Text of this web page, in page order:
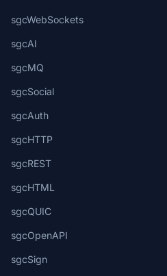
sgcWebSockets
sgcAI
sgcMQ
sgcSocial
sgcAuth
sgcHTTP
sgcREST
sgcHTML
sgcQUIC
sgcOpenAPI
sgcSign